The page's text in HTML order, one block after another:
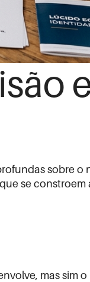
sobre
se
mas sim